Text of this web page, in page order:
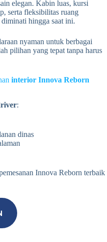
elegan. Kabin luas, kursi
serta fleksibilitas ruang
hingga saat ini.
nyaman untuk berbagai
pilihan yang tepat tanpa harus
interior Innova Reborn
:
dinas
Innova Reborn terbaik